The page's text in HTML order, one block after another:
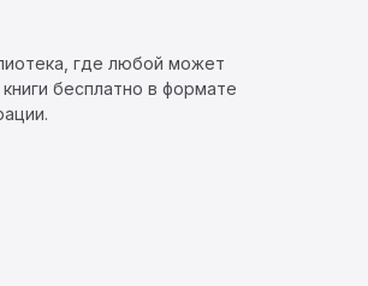
где любой может
бесплатно в формате